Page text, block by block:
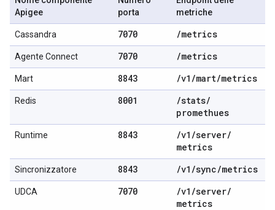
Apigee
porta
metriche
Cassandra 7070 /metrics
Agente Connect 7070 /metrics
Mart 8843 /v1 /mart/metrics
Redis 8001 /stats/
promethues
Runtime 8843 /v1 /server/
metrics
Sincronizzatore 8843 /v1 /sync/metrics
UDCA 7070 /v1 /server/
metrics